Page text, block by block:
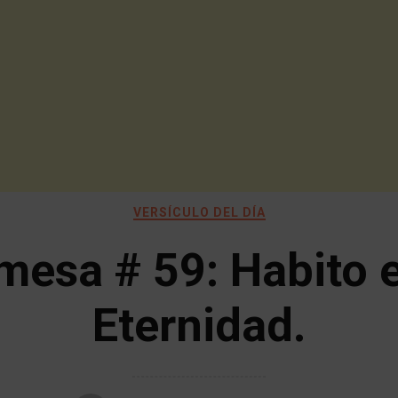
VERSÍCULO DEL DÍA
# 59: Habito
Eternidad.